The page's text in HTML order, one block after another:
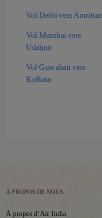
Vol Delhi vers Amritsar
Vol Mumbai vers
Udaipur
Vol Guwahati vers
Kolkata
À PROPOS DE NOUS
À propos d’Air India